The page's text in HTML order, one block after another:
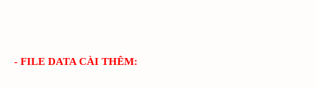
- FILE DATA CÀI THÊM: